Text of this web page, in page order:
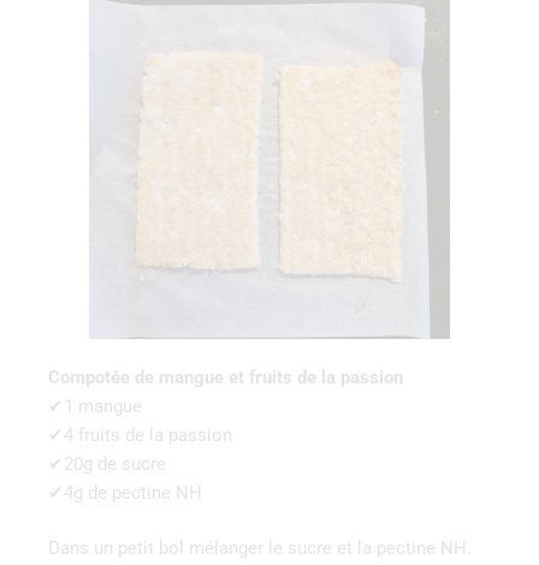
Compotée de mangue et fruits de la passion
✔1 mangue
✔4 fruits de la passion
✔20g de sucre
✔4g de pectine NH
Dans un petit bol mélanger le sucre et la pectine NH.